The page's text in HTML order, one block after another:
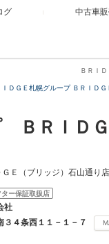
グ 中古車
ＢＲＩ
ＩＤＧＥ札幌グループ ＢＲＩＤ
ＢＲＩＤ
Ｅ（ブリッジ）石山通り店
ー保証取扱店
社
３４条西１１－１－７